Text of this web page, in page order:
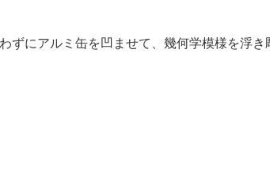
ずにアルミ缶を凹ませて、幾何学模様を浮